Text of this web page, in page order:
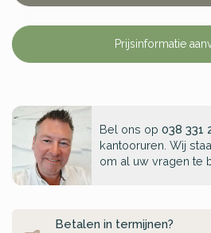
Prijsinformatie
Bel ons op 038 331
kantooruren. Wij
om al uw vragen te
Betalen in termijnen?